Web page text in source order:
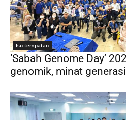
Isu tempatan
‘Sabah Genome Day’
genomik, minat